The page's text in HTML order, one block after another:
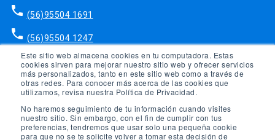
Este sitio web almacena cookies en tu computadora. Estas
cookies sirven para mejorar nuestro sitio web y ofrecer servicios
más personalizados, tanto en este sitio web como a través de
otras redes. Para conocer más acerca de las cookies que
utilizamos, revisa nuestra Política de Privacidad.
No haremos seguimiento de tu información cuando visites
nuestro sitio. Sin embargo, con el fin de cumplir con tus
preferencias, tendremos que usar solo una pequeña cookie
para que no se te solicite volver a tomar esta decisión de
phone (56)95504 1691
phone (56)95504 1247
launch Ir a la Oficina de Ombuds UC